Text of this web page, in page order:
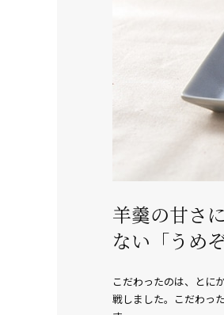
羊羹の甘さ
ない「うめ
こだわったのは、とに
戦しました。こだわっ